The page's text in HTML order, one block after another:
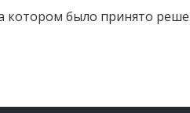
котором было принято